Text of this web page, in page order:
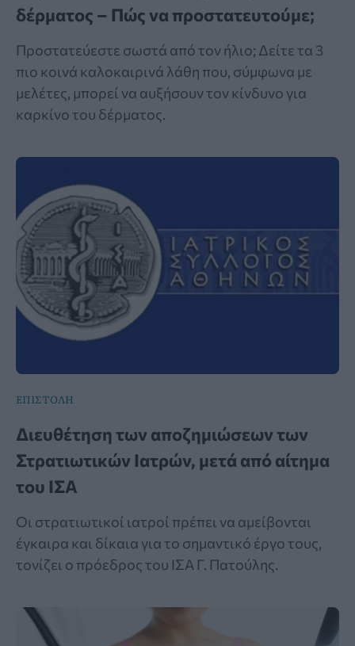
δέρματος – Πώς να προστατευτούμε;
Προστατεύεστε σωστά από τον ήλιο; Δείτε τα 3
πιο κοινά καλοκαιρινά λάθη που, σύμφωνα με
μελέτες, μπορεί να αυξήσουν τον κίνδυνο για
καρκίνο του δέρματος.
ΕΠΙΣΤΟΛΗ
Διευθέτηση των αποζημιώσεων των
Στρατιωτικών Ιατρών, μετά από αίτημα
του ΙΣΑ
Οι στρατιωτικοί ιατροί πρέπει να αμείβονται
έγκαιρα και δίκαια για το σημαντικό έργο τους,
τονίζει ο πρόεδρος του ΙΣΑ Γ. Πατούλης.